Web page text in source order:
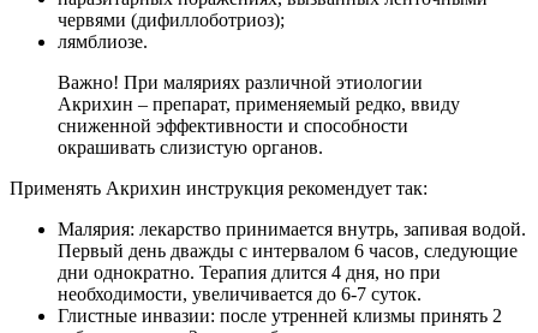
червями (дифиллоботриоз);
лямблиозе.
Важно! При маляриях различной этиологии
Акрихин – препарат, применяемый редко, ввиду
сниженной эффективности и способности
окрашивать слизистую органов.
Применять Акрихин инструкция рекомендует так:
Малярия: лекарство принимается внутрь, запивая водой.
Первый день дважды с интервалом 6 часов, следующие
дни однократно. Терапия длится 4 дня, но при
необходимости, увеличивается до 6-7 суток.
Глистные инвазии: после утренней клизмы принять 2